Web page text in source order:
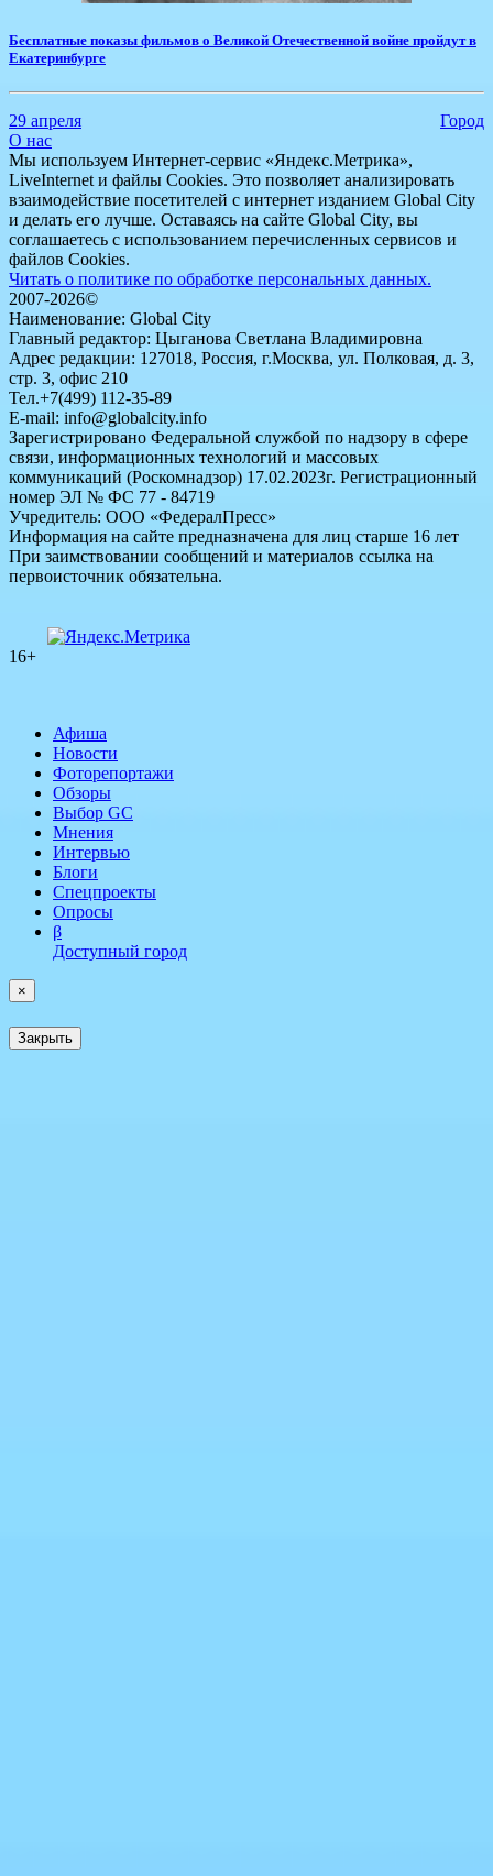
Бесплатные показы фильмов о Великой Отечественной войне пройдут в
Екатеринбурге
29 апреля
Город
О нас
Мы используем Интернет-сервис «Яндекс.Метрика»,
LiveInternet и файлы Cookies. Это позволяет анализировать
взаимодействие посетителей с интернет изданием Global City
и делать его лучше. Оставаясь на сайте Global City, вы
соглашаетесь с использованием перечисленных сервисов и
файлов Cookies.
Читать о политике по обработке персональных данных.
2007-2026©
Наименование: Global City
Главный редактор: Цыганова Светлана Владимировна
Адрес редакции: 127018, Россия, г.Москва, ул. Полковая, д. 3,
стр. 3, офис 210
Тел.+7(499) 112-35-89
E-mail: info@globalcity.info
Зарегистрировано Федеральной службой по надзору в сфере
связи, информационных технологий и массовых
коммуникаций (Роскомнадзор) 17.02.2023г. Регистрационный
номер ЭЛ № ФС 77 - 84719
Учредитель: ООО «ФедералПресс»
Информация на сайте предназначена для лиц старше 16 лет
При заимствовании сообщений и материалов ссылка на
первоисточник обязательна.
16+
Афиша
Новости
Фоторепортажи
Обзоры
Выбор GC
Мнения
Интервью
Блоги
Спецпроекты
Опросы
β
Доступный город
×
Закрыть